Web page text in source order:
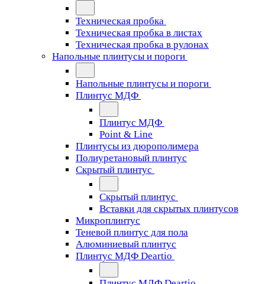
Техническая пробка
Техническая пробка в листах
Техническая пробка в рулонах
Напольные плинтусы и пороги
Напольные плинтусы и пороги
Плинтус МДФ
Плинтус МДФ
Point & Line
Плинтусы из дюрополимера
Полиуретановый плинтус
Скрытый плинтус
Скрытый плинтус
Вставки для скрытых плинтусов
Микроплинтус
Теневой плинтус для пола
Алюминиевый плинтус
Плинтус МДФ Deartio